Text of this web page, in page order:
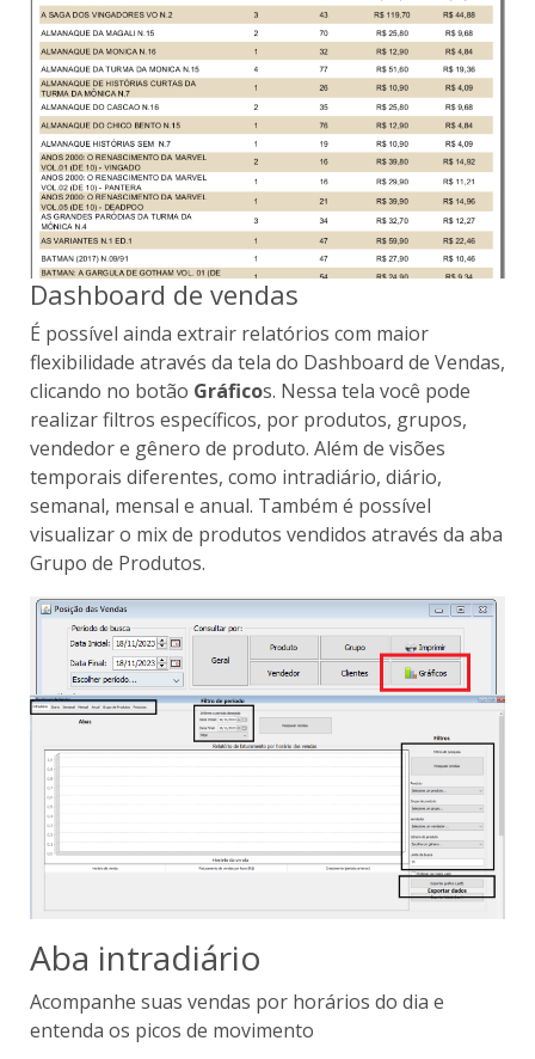
Dashboard de vendas
É possível ainda extrair relatórios com maior
flexibilidade através da tela do Dashboard de Vendas,
clicando no botão Gráficos. Nessa tela você pode
realizar filtros específicos, por produtos, grupos,
vendedor e gênero de produto. Além de visões
temporais diferentes, como intradiário, diário,
semanal, mensal e anual. Também é possível
visualizar o mix de produtos vendidos através da aba
Grupo de Produtos.
Aba intradiário
Acompanhe suas vendas por horários do dia e
entenda os picos de movimento